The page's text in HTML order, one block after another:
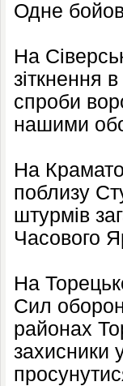
Одне
На
зіткнення
спроби
нашими
На
поблизу
штурмів
Часового
На
Сил
районах
захисники